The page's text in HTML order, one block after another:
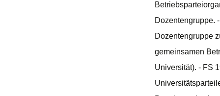
Dozentengruppe.
Dozentengruppe
gemeinsamen
Universität). - FS